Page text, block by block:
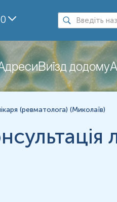
Виїзд додому
діапазон вимірювань можуть
(ревматолога) (Миколаїв)